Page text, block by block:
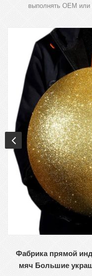
выполнять OEM или
Фабрика прямой
мяч Большие